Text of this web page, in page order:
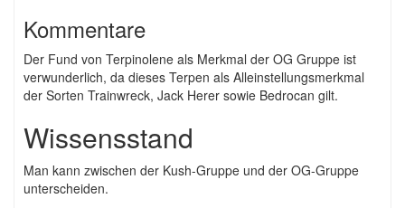
Kommentare
Der Fund von Terpinolene als Merkmal der OG Gruppe ist
verwunderlich, da dieses Terpen als Alleinstellungsmerkmal
der Sorten Trainwreck, Jack Herer sowie Bedrocan gilt.
Wissensstand
Man kann zwischen der Kush-Gruppe und der OG-Gruppe
unterscheiden.